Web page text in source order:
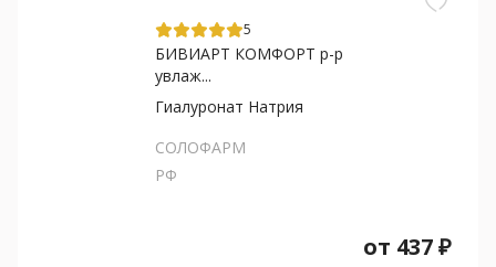
5
БИВИАРТ КОМФОРТ р-р
увлаж...
Гиалуронат Натрия
СОЛОФАРМ
РФ
от 437₽